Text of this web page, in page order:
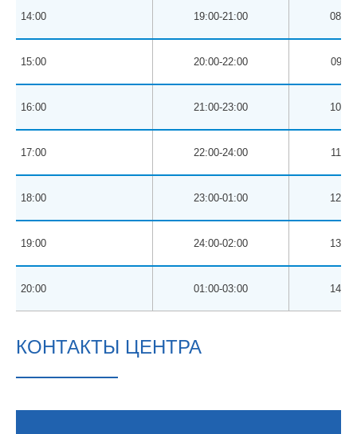
14:00 19:00-21:00
15:00 20:00-22:00
16:00 21:00-23:00
17:00 22:00-24:00
18:00 23:00-01:00
19:00 24:00-02:00
20:00 01:00-03:00
КОНТАКТЫ ЦЕНТРА